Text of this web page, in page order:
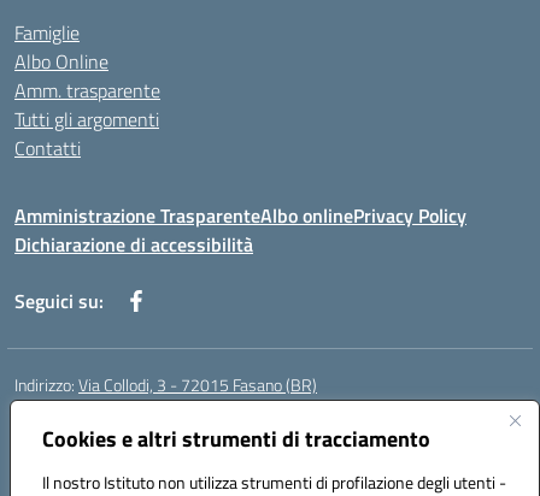
Cookies e altri strumenti di tracciamento
Il nostro Istituto non utilizza strumenti di profilazione degli utenti -
Famiglie
Albo Online
Amm. trasparente
Tutti gli argomenti
Contatti
Amministrazione TrasparenteAlbo onlinePrivacy Policy
Dichiarazione di accessibilità
Seguici su:
Indirizzo:Via Collodi, 3 - 72015 Fasano (BR)
Centralino:
Posta elettronica certificata (PEC):bric839004@pec.istruzione.it
Codice fiscale: 90059320748